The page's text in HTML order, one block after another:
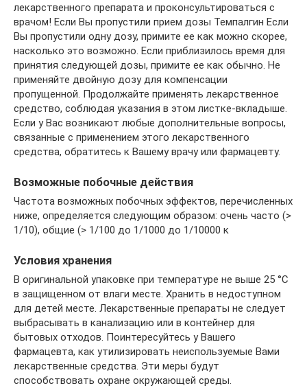
лекарственного препарата и проконсультироваться с
врачом! Если Вы пропустили прием дозы Темпалгин Если
Вы пропустили одну дозу, примите ее как можно скорее,
насколько это возможно. Если приблизилось время для
принятия следующей дозы, примите ее как обычно. Не
применяйте двойную дозу для компенсации
пропущенной. Продолжайте применять лекарственное
средство, соблюдая указания в этом листке-вкладыше.
Если у Вас возникают любые дополнительные вопросы,
связанные с применением этого лекарственного
средства, обратитесь к Вашему врачу или фармацевту.
Возможные побочные действия
Частота возможных побочных эффектов, перечисленных
ниже, определяется следующим образом: очень часто (>
1/10), общие (> 1/100 до 1/1000 до 1/10000 к
Условия хранения
В оригинальной упаковке при температуре не выше 25 °C
в защищенном от влаги месте. Хранить в недоступном
для детей месте. Лекарственные препараты не следует
выбрасывать в канализацию или в контейнер для
бытовых отходов. Поинтересуйтесь у Вашего
фармацевта, как утилизировать неиспользуемые Вами
лекарственные средства. Эти меры будут
способствовать охране окружающей среды.